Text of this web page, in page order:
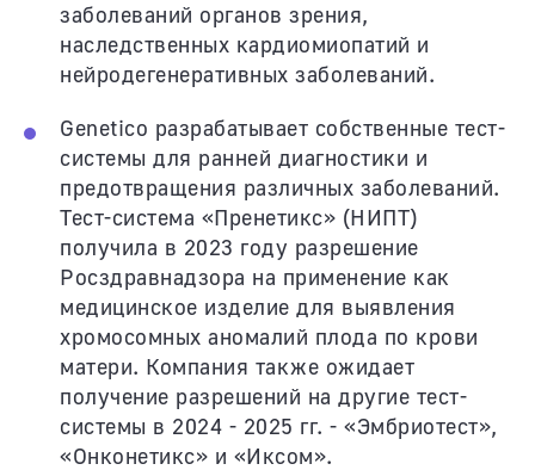
заболеваний органов зрения,
наследственных кардиомиопатий и
нейродегенеративных заболеваний.
Genetico разрабатывает собственные тест-
системы для ранней диагностики и
предотвращения различных заболеваний.
Тест-система «Пренетикс» (НИПТ)
получила в 2023 году разрешение
Росздравнадзора на применение как
медицинское изделие для выявления
хромосомных аномалий плода по крови
матери. Компания также ожидает
получение разрешений на другие тест-
системы в 2024 - 2025 гг. - «Эмбриотест»,
«Онконетикс» и «Иксом».